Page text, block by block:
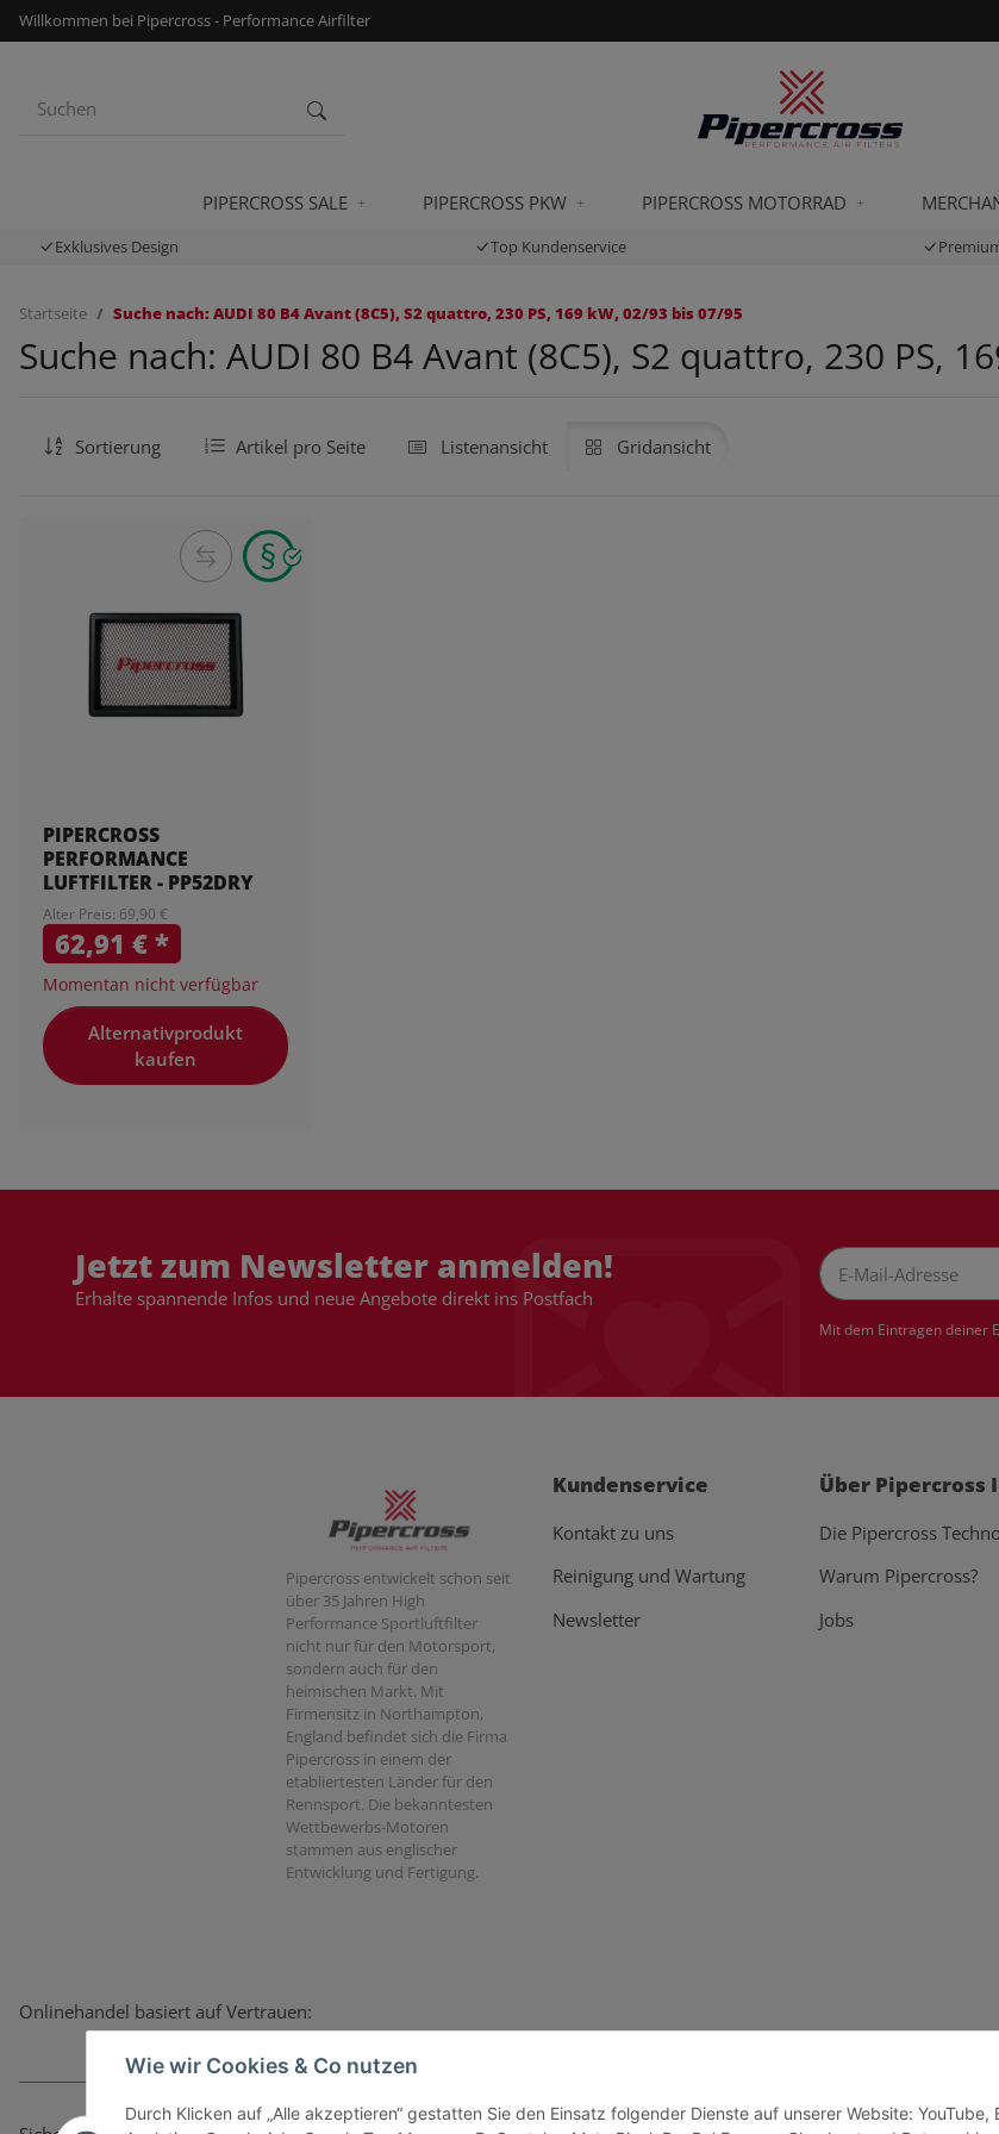
Wie wir Cookies & Co nutzen
Durch Klicken auf „Alle akzeptieren“ gestatten Sie den Einsatz folgender Dienste auf unserer Website: YouTube,
Willkommen bei Pipercross - Performance Airfilter
PIPERCROSS SALE PIPERCROSS PKW PIPERCROSS MOTORRAD
Exklusives Design Top Kundenservice
Startseite Suche nach: AUDI 80 B4 Avant (8C5), S2 quattro, 230 PS, 169 kW, 02/93 bis 07/95
Suche nach: AUDI 80 B4 Avant (8C5), S2 quattro, 230 PS,
Sortierung Artikel pro Seite Listenansicht Gridansicht
PIPERCROSS
PERFORMANCE
LUFTFILTER - PP52DRY
Alter Preis: 69,90 €
62,91 €*
Momentan nicht verfügbar
Alternativprodukt
kaufen
Jetzt zum Newsletter anmelden!
Erhalte spannende Infos und neue Angebote direkt ins Postfach
Mit dem Eintragen deiner
Pipercross entwickelt schon seit
über 35 Jahren High
Performance Sportluftfilter
nicht nur für den Motorsport,
sondern auch für den
heimischen Markt. Mit
Firmensitz in Northampton,
England befindet sich die Firma
Pipercross in einem der
etabliertesten Länder für den
Rennsport. Die bekanntesten
Wettbewerbs-Motoren
stammen aus englischer
Entwicklung und Fertigung.
Kundenservice
Kontakt zu uns
Reinigung und Wartung
Newsletter
Über Pipercross
Die Pipercross
Warum Pipercross?
Jobs
Onlinehandel basiert auf Vertrauen: